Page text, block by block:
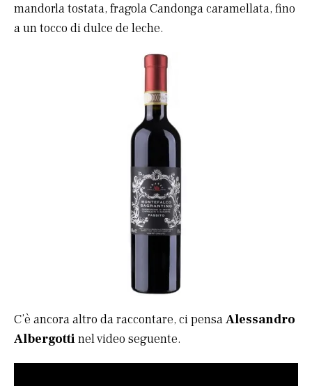
mandorla tostata, fragola Candonga caramellata, fino
a un tocco di dulce de leche.
C’è ancora altro da raccontare, ci pensaAlessandro
Albergotti nel video seguente.